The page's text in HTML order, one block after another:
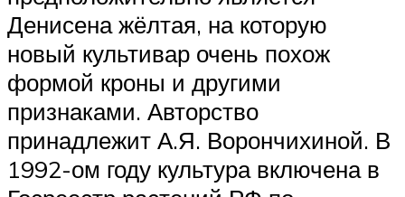
Денисена жёлтая, на которую
новый культивар очень похож
формой кроны и другими
признаками. Авторство
принадлежит А.Я. Ворончихиной. В
1992-ом году культура включена в